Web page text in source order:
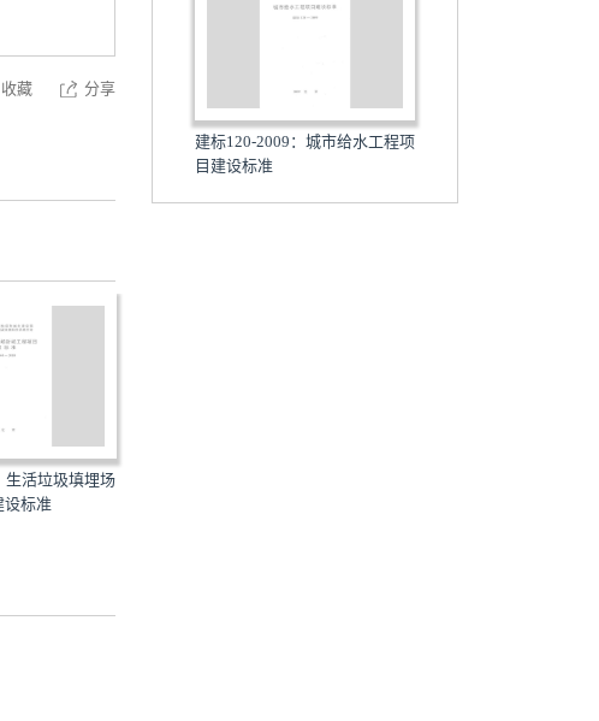
收藏 分享
生活垃圾填埋场
设标准
建标120-2009：城市给水工程项
目建设标准